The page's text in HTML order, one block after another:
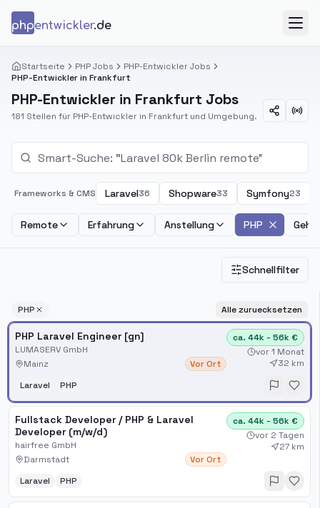
phpentwickler.de
Startseite PHP Jobs
PHP-Entwickler Jobs
PHP-Entwickler in Frankfurt
PHP-Entwickler in Frankfurt Jobs
181 Stellen für PHP-Entwickler in Frankfurt und Umgebung.
Frameworks & CMS Laravel36 Shopware33 Symfony23
Remote Erfahrung Anstellung PHP
Schnellfilter
PHP Alle zuruecksetzen
PHP Laravel Engineer [gn]
LUMASERV GmbH
Mainz
Vor Ort
ca. 44k - 56k €
vor 1 Monat
32 km
Laravel
PHP
Fullstack Developer / PHP & Laravel
Developer (m/w/d)
hairfree GmbH
Darmstadt
Vor Ort
ca. 44k - 56k €
vor 2 Tagen
27 km
Laravel PHP